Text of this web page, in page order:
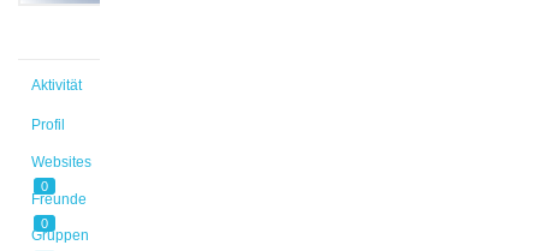
Aktivität
Profil
Websites
0
Freunde
0
Gruppen